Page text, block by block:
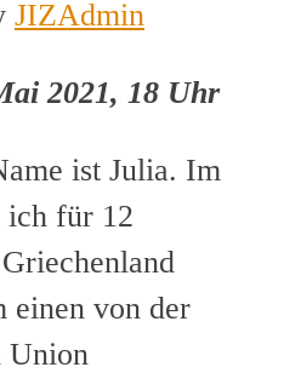
JIZAdmin
2021, 18 Uhr
ist Julia. Im
ich für 12
einen von der
Union